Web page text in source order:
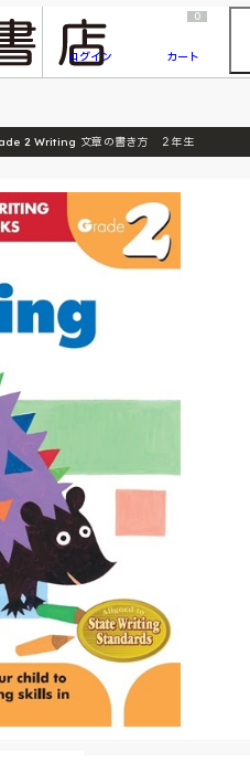
『ONE PIECE magazine 021 ONE PIECEカード付き同梱版』発売延期のご案内
ログイン
0
カート
2 Writing 文章の書き方 ２年生